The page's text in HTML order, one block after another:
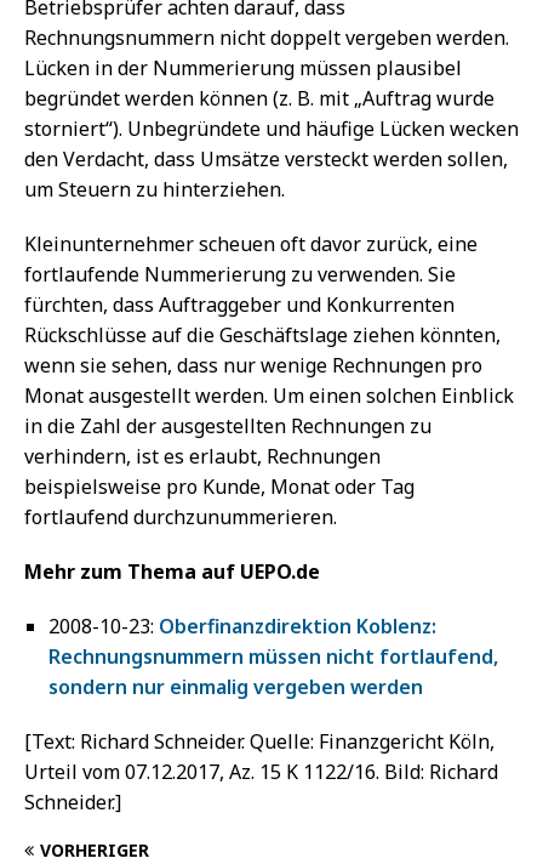
Betriebsprüfer achten darauf, dass
Rechnungsnummern nicht doppelt vergeben werden.
Lücken in der Nummerierung müssen plausibel
begründet werden können (z. B. mit „Auftrag wurde
storniert“). Unbegründete und häufige Lücken wecken
den Verdacht, dass Umsätze versteckt werden sollen,
um Steuern zu hinterziehen.
Kleinunternehmer scheuen oft davor zurück, eine
fortlaufende Nummerierung zu verwenden. Sie
fürchten, dass Auftraggeber und Konkurrenten
Rückschlüsse auf die Geschäftslage ziehen könnten,
wenn sie sehen, dass nur wenige Rechnungen pro
Monat ausgestellt werden. Um einen solchen Einblick
in die Zahl der ausgestellten Rechnungen zu
verhindern, ist es erlaubt, Rechnungen
beispielsweise pro Kunde, Monat oder Tag
fortlaufend durchzunummerieren.
Mehr zum Thema auf UEPO.de
2008-10-23: Oberfinanzdirektion Koblenz:
Rechnungsnummern müssen nicht fortlaufend,
sondern nur einmalig vergeben werden
[Text: Richard Schneider. Quelle: Finanzgericht Köln,
Urteil vom 07.12.2017, Az. 15 K 1122/16. Bild: Richard
Schneider.]
VORHERIGER